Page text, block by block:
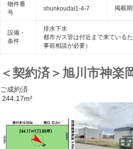
物件番
号
shunkoudai1-4-7 掲載期
設備・
条件
排水下水
都市ガス管は付近まで来ている
事前相談が必要）
＜契約済＞旭川市神楽
ご成約済
244.17m²